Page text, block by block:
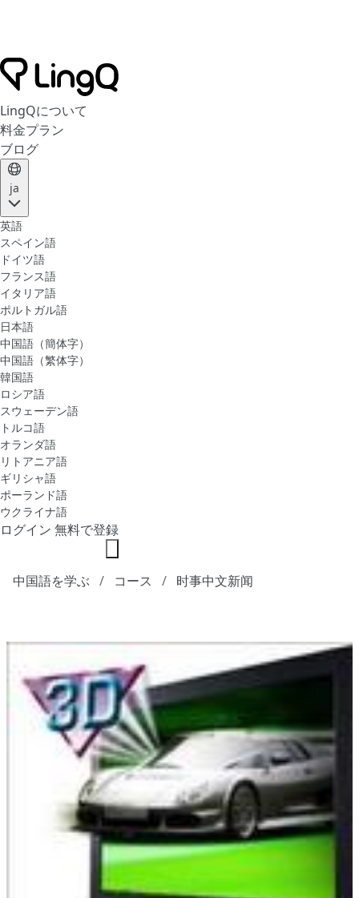
LingQについて
料金プラン
ブログ
ja
英語
スペイン語
ドイツ語
フランス語
イタリア語
ポルトガル語
日本語
中国語（簡体字）
中国語（繁体字）
韓国語
ロシア語
スウェーデン語
トルコ語
オランダ語
リトアニア語
ギリシャ語
ポーランド語
ウクライナ語
ログイン 無料で登録
中国語を学ぶ コース 时事中文新闻